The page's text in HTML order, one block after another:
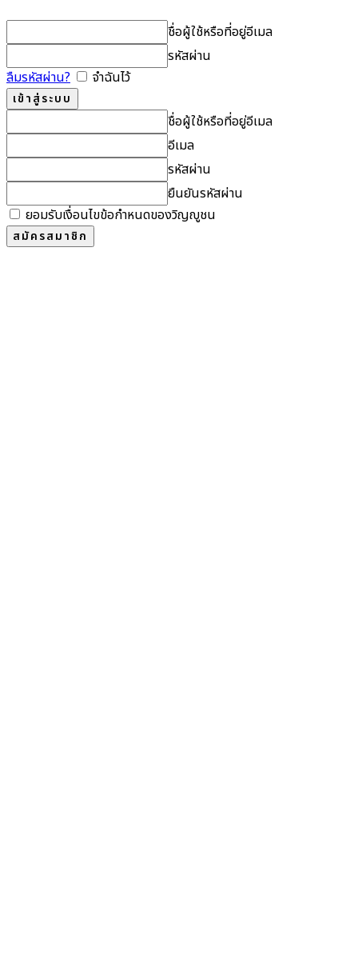
ชื่อผู้ใช้หรือที่อยู่อีเมล
รหัสผ่าน
ลืมรหัสผ่าน?
จำฉันไว้
ชื่อผู้ใช้หรือที่อยู่อีเมล
อีเมล
รหัสผ่าน
ยืนยันรหัสผ่าน
ยอมรับเงื่อนไขข้อกำหนดของวิญญูชน